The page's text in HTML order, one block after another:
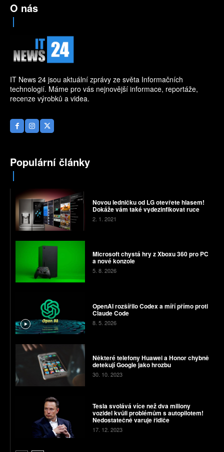
O nás
IT News 24 jsou aktuální zprávy ze světa Informačních
technologií. Máme pro vás nejnovější informace, reportáže,
recenze výrobků a videa.
Populární články
Novou ledničku od LG otevřete hlasem!
Dokáže vám také vydezinfikovat ruce
2. 1. 2021
Microsoft chystá hry z Xboxu 360 pro PC
a nové konzole
5. 8. 2026
OpenAI rozšířilo Codex a míří přímo proti
Claude Code
8. 5. 2026
Některé telefony Huawei a Honor chybně
detekují Google jako hrozbu
30. 10. 2023
Tesla svolává více než dva miliony
vozidel kvůli problémům s autopilotem!
Nedostatečně varuje řidiče
17. 12. 2023